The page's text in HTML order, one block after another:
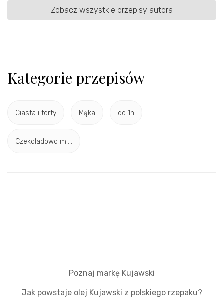
Zobacz wszystkie przepisy autora
Kategorie przepisów
Ciasta i torty Mąka do 1h
Czekoladowo mi...
Poznaj markę Kujawski
Jak powstaje olej Kujawski z polskiego rzepaku?